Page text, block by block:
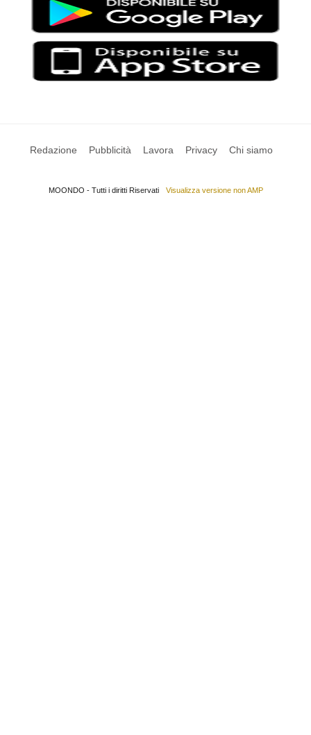
Redazione Pubblicità Lavora Privacy Chi siamo
MOONDO - Tutti i diritti Riservati Visualizza versione non AMP